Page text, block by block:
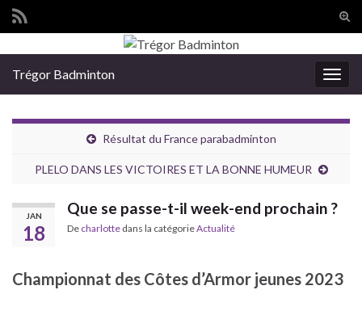
Search for:
Trégor Badminton
Résultat du France parabadminton
PLELO DANS LES VICTOIRES ET LA BONNE HUMEUR
JAN
18
Que se passe-t-il week-end prochain ?
De charlotte dans la catégorieActualité
Championnat des Côtes d’Armor jeunes 2023